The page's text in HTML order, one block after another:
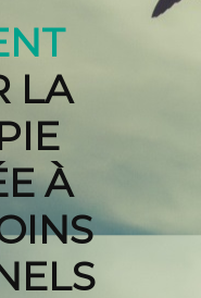
LA
À